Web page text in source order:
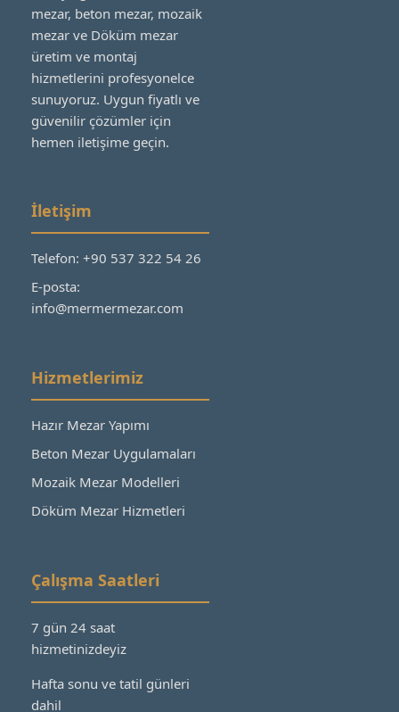
mezar, beton mezar, mozaik
mezar ve Döküm mezar
üretim ve montaj
hizmetlerini profesyonelce
sunuyoruz. Uygun fiyatlı ve
güvenilir çözümler için
hemen iletişime geçin.
İletişim
Telefon: +90 537 322 54 26
E-posta:
info@mermermezar.com
Hizmetlerimiz
Hazır Mezar Yapımı
Beton Mezar Uygulamaları
Mozaik Mezar Modelleri
Döküm Mezar Hizmetleri
Çalışma Saatleri
7 gün 24 saat
hizmetinizdeyiz
Hafta sonu ve tatil günleri
dahil